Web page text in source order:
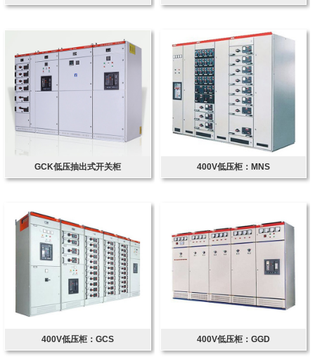
GCK低压抽出式开关柜 400V低压柜：MNS
400V低压柜：GCS 400V低压柜：GGD